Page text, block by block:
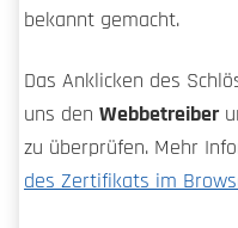
bekannt gemacht.
Das Anklicken des
uns den Webbetreiber
zu überprüfen. Mehr
des Zertifikats im